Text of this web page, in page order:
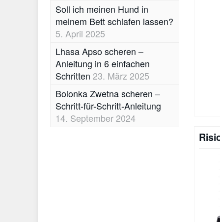
Soll ich meinen Hund in
meinem Bett schlafen lassen?
5. April 2025
Lhasa Apso scheren –
Anleitung in 6 einfachen
Schritten 23. März 2025
Bolonka Zwetna scheren –
Schritt-für-Schritt-Anleitung
14. September 2024